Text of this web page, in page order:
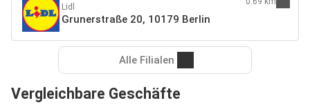
Lidl
Grunerstraße 20, 10179 Berlin
Alle Filialen
Vergleichbare Geschäfte